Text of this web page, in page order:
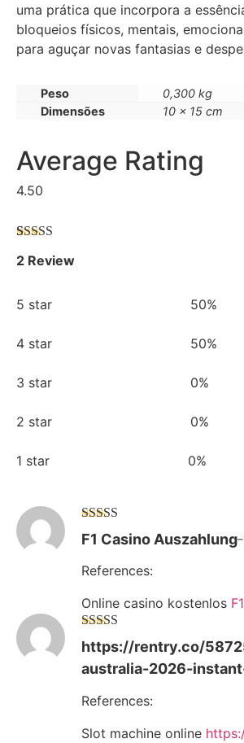
uma prática que incorpora a
bloqueios físicos, mentais,
para aguçar novas fantasias e
Peso
0,300 kg
Dimensões
10 × 15 cm
Average Rating
4.50
como4.50
avaliações
2 Review
5 star 50%
4 star 50%
3 star 0%
2 star 0%
1 star 0%
Avaliação
4de 5
F1 Casino Auszahlung–
References:
Online casino kostenlos
Avaliação
de 5
https://rentry.co/
australia-2026-
References:
Slot machine online